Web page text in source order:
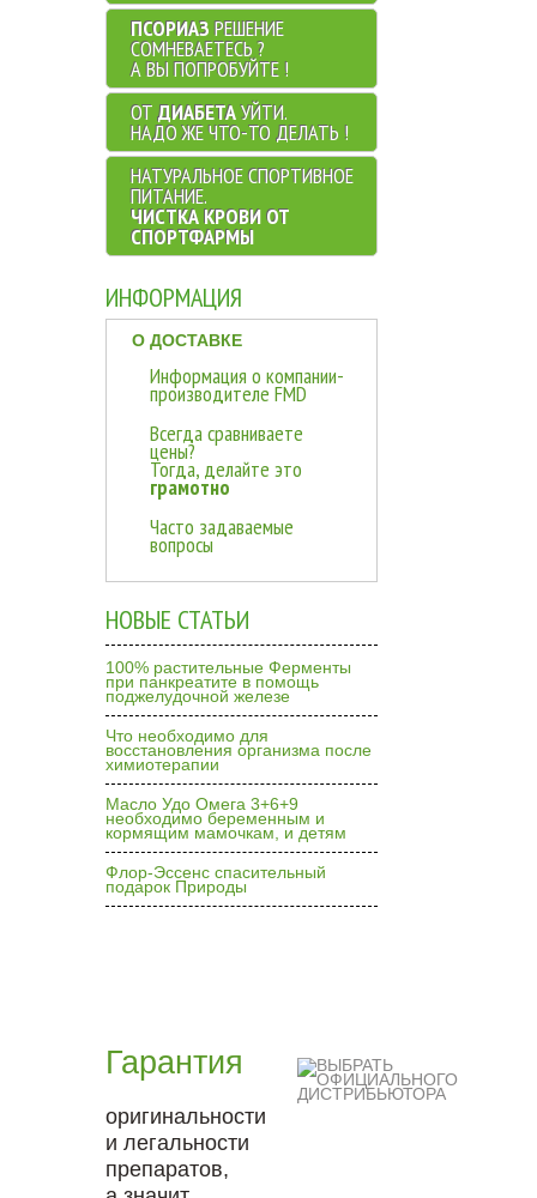
ПСОРИАЗ РЕШЕНИЕ
СОМНЕВАЕТЕСЬ ?
А ВЫ ПОПРОБУЙТЕ !
ОТДИАБЕТАУЙТИ.
НАДО ЖЕ ЧТО-ТО ДЕЛАТЬ !
НАТУРАЛЬНОЕ CПОРТИВНОЕ
ПИТАНИЕ.
ЧИСТКА КРОВИ ОТ
СПОРТФАРМЫ
ИНФОРМАЦИЯ
О ДОСТАВКЕ
Информация о компании-
производителе FMD
Всегда сравниваете
цены?
Тогда, делайте это
грамотно
Часто задаваемые
вопросы
НОВЫЕ СТАТЬИ
100% растительные Ферменты
при панкреатите в помощь
поджелудочной железе
Что необходимо для
восстановления организма после
химиотерапии
Масло Удо Омега 3+6+9
необходимо беременным и
кормящим мамочкам, и детям
Флор-Эссенс спасительный
подарок Природы
Гарантия
оригинальности
и легальности
препаратов,